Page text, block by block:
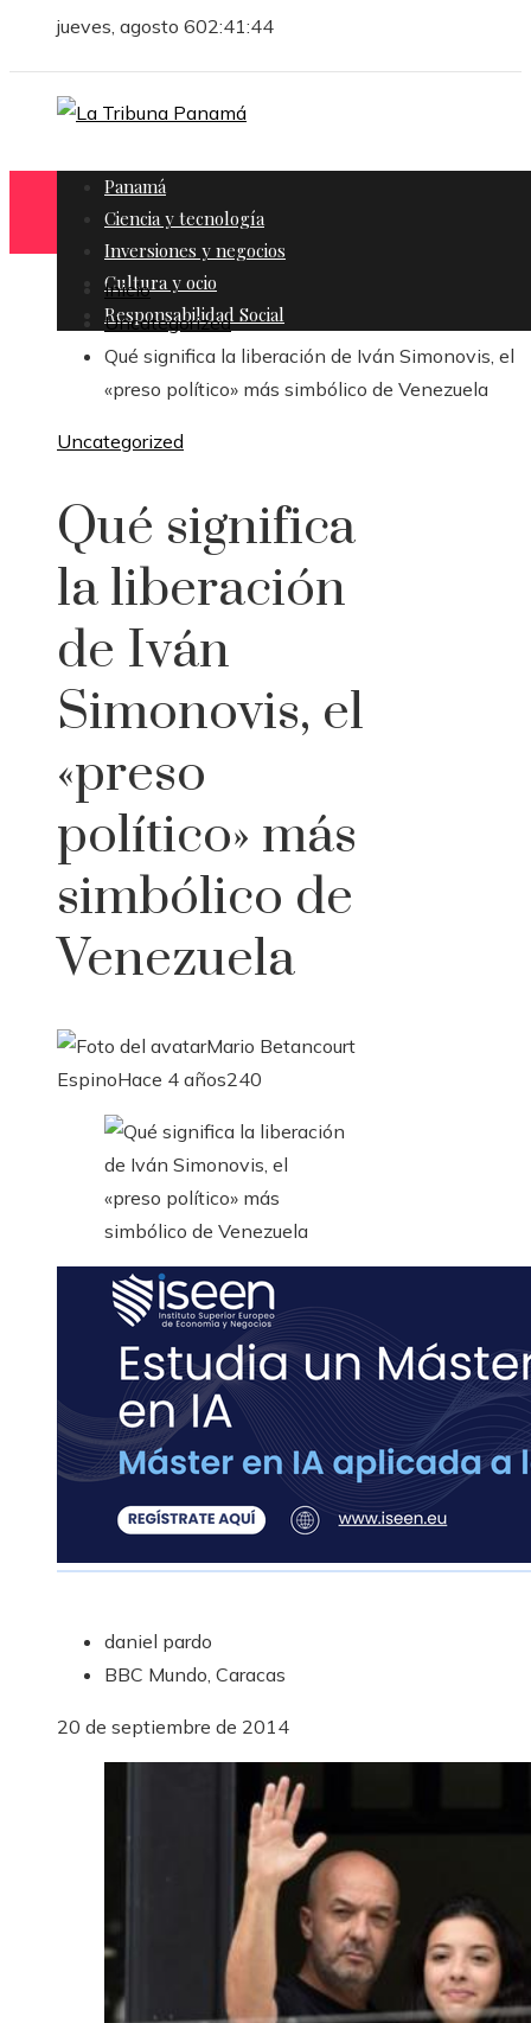
jueves, agosto 602:41:45
Panamá
Ciencia y tecnología
Inversiones y negocios
Cultura y ocio
Responsabilidad Social
Inicio
Uncategorized
Qué significa la liberación de Iván Simonovis, el
«preso político» más simbólico de Venezuela
Uncategorized
Qué significa
la liberación
de Iván
Simonovis, el
«preso
político» más
simbólico de
Venezuela
Mario Betancourt
EspinoHace 4 años240
daniel pardo
BBC Mundo, Caracas
20 de septiembre de 2014